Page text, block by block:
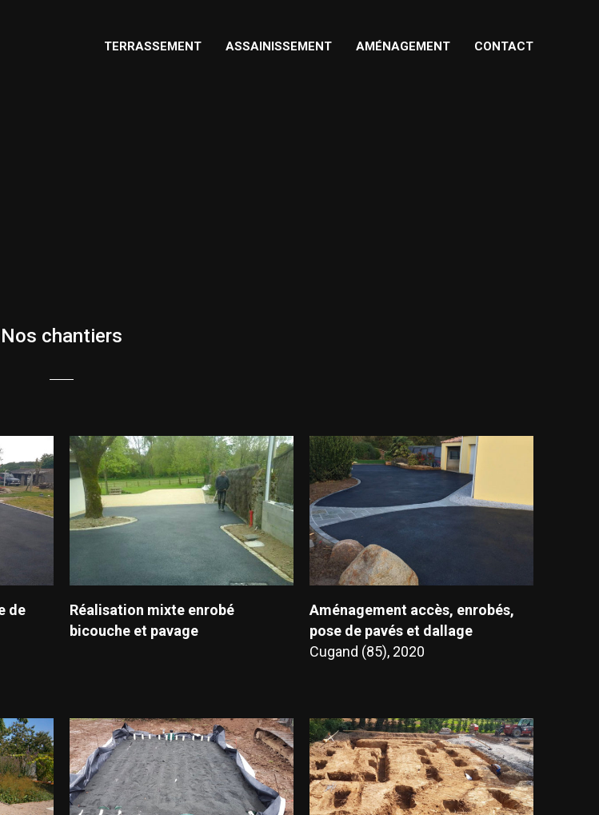
TERRASSEMENT ASSAINISSEMENT AMÉNAGEMENT CONTACT
Nos chantiers
de
Réalisation mixte enrobé
bicouche et pavage
Aménagement accès, enrobés,
pose de pavés et dallage
Cugand (85), 2020